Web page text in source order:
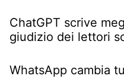
ChatGPT scrive
giudizio dei lettori
WhatsApp cambia